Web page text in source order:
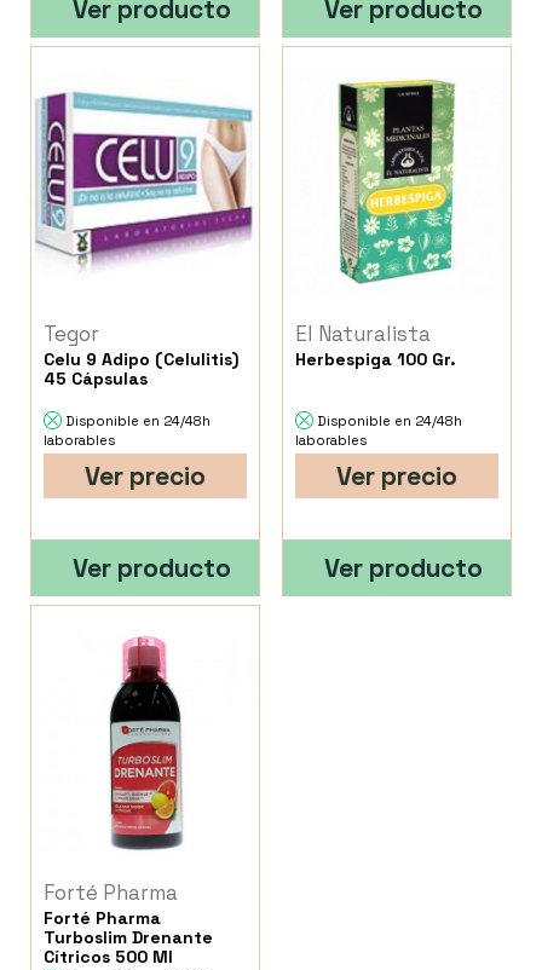
Ver producto Ver producto
Tegor
Celu 9 Adipo (Celulitis)
45 Cápsulas
Disponible en 24/48h
laborables
Ver precio
Ver producto
El Naturalista
Herbespiga 100 Gr.
Disponible en 24/48h
laborables
Ver precio
Ver producto
Forté Pharma
Forté Pharma
Turboslim Drenante
Cítricos 500 Ml